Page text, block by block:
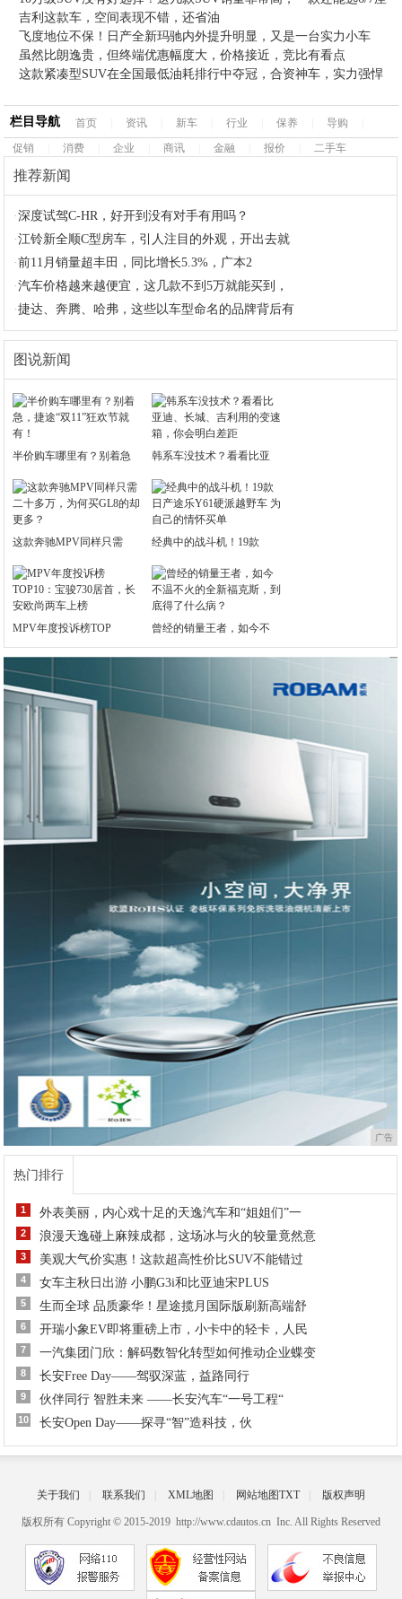
吉利这款车，空间表现不错，还省油
飞度地位不保！日产全新玛驰内外提升明显，又是一台实力小车
虽然比朗逸贵，但终端优惠幅度大，价格接近，竞比有看点
这款紧凑型SUV在全国最低油耗排行中夺冠，合资神车，实力强悍
栏目导航 首页 资讯 新车 行业 保养 导购
促销
消费 企业 商讯 金融 报价 二手车
推荐新闻
·深度试驾C-HR，好开到没有对手有用吗？
·江铃新全顺C型房车，引人注目的外观，开出去就
·前11月销量超丰田，同比增长5.3%，广本2
·汽车价格越来越便宜，这几款不到5万就能买到，
·捷达、奔腾、哈弗，这些以车型命名的品牌背后有
图说新闻
半价购车哪里有？别着急 韩系车没技术？看看比亚
这款奔驰MPV同样只需 经典中的战斗机！19款
MPV年度投诉榜TOP 曾经的销量王者，如今不
广告
热门排行
1 外表美丽，内心戏十足的天逸汽车和“姐姐们”一
2 浪漫天逸碰上麻辣成都，这场冰与火的较量竟然意
3 美观大气价实惠！这款超高性价比SUV不能错过
4 女车主秋日出游 小鹏G3i和比亚迪宋PLUS
5 生而全球 品质豪华！星途揽月国际版刷新高端舒
6 开瑞小象EV即将重磅上市，小卡中的轻卡，人民
7 一汽集团门欣：解码数智化转型如何推动企业蝶变
8 长安Free Day——驾驭深蓝，益路同行
9 伙伴同行 智胜未来 ——长安汽车“一号工程“
10 长安Open Day——探寻“智”造科技，伙
关于我们 联系我们 XML地图 网站地图TXT 版权声明
版权所有 Copyright © 2015-2019 http://www.cdautos.cn Inc. All Rights Reserved